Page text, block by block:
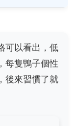
可以看出，低
每隻鴨子個性
後來習慣了就